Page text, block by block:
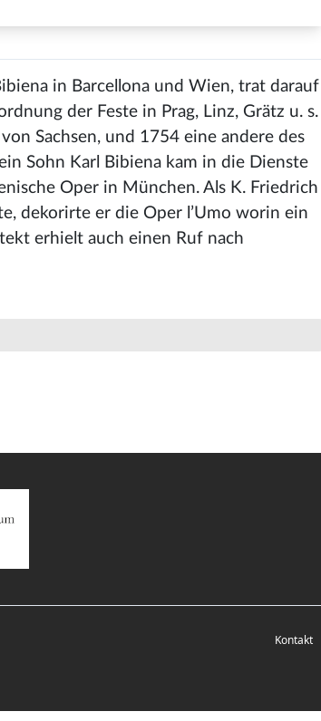
in Barcellona und Wien, trat darauf
der Feste in Prag, Linz, Grätz u. s.
Sachsen, und 1754 eine andere des
Sohn Karl Bibiena kam in die Dienste
Oper in München. Als K. Friedrich
dekorirte er die Oper l’Umo worin ein
erhielt auch einen Ruf nach
Kontakt